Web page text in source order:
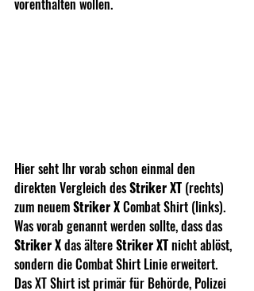
Hier seht Ihr vorab schon einmal den
direkten Vergleich des Striker XT (rechts)
zum neuem Striker X Combat Shirt (links).
Was vorab genannt werden sollte, dass das
Striker X das ältere Striker XT nicht ablöst,
sondern die Combat Shirt Linie erweitert.
Das XT Shirt ist primär für Behörde, Polizei